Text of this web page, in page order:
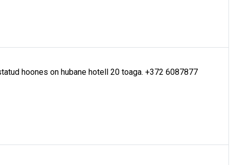
hoones on hubane hotell 20 toaga. +372 6087877